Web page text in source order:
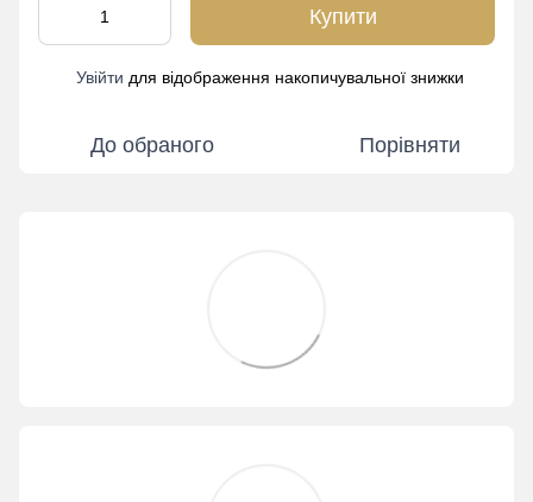
Купити
Увійти для відображення накопичувальної знижки
До обраного Порівняти